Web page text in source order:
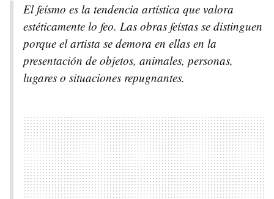
El feísmo es la tendencia artística que valora
estéticamente lo feo. Las obras feístas se distinguen
porque el artista se demora en ellas en la
presentación de objetos, animales, personas,
lugares o situaciones repugnantes.